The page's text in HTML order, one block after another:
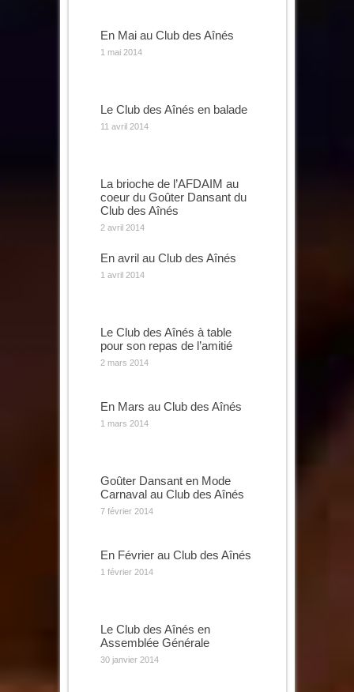
En Mai au Club des Aînés
1 mai 2014
Le Club des Aînés en balade
11 avril 2014
La brioche de l’AFDAIM au
coeur du Goûter Dansant du
Club des Aînés
2 avril 2014
En avril au Club des Aînés
1 avril 2014
Le Club des Aînés à table
pour son repas de l’amitié
2 mars 2014
En Mars au Club des Aînés
1 mars 2014
Goûter Dansant en Mode
Carnaval au Club des Aînés
7 février 2014
En Février au Club des Aînés
1 février 2014
Le Club des Aînés en
Assemblée Générale
30 janvier 2014